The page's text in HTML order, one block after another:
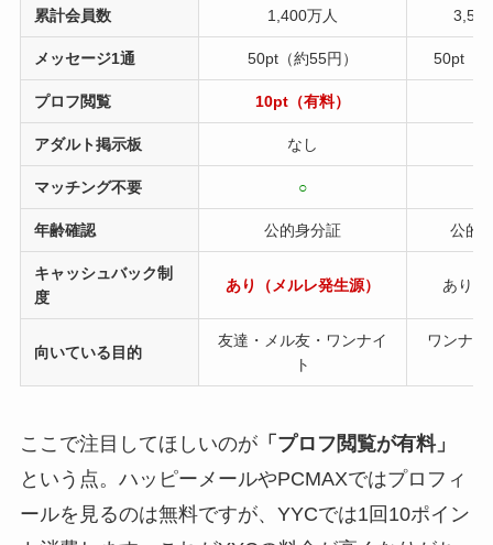
累計会員数 1,400万人
メッセージ1通 50pt（約55円） 50pt（
プロフ閲覧 10pt（有料）
アダルト掲示板 なし
マッチング不要 ○
年齢確認 公的身分証 公的
キャッシュバック制
度
あり（メルレ発生源） あり（
向いている目的
友達・メル友・ワンナイ
ト
ワンナ
ここで注目してほしいのが「プロフ閲覧が有料」
という点。ハッピーメールやPCMAXではプロフィ
ールを見るのは無料ですが、YYCでは1回10ポイン